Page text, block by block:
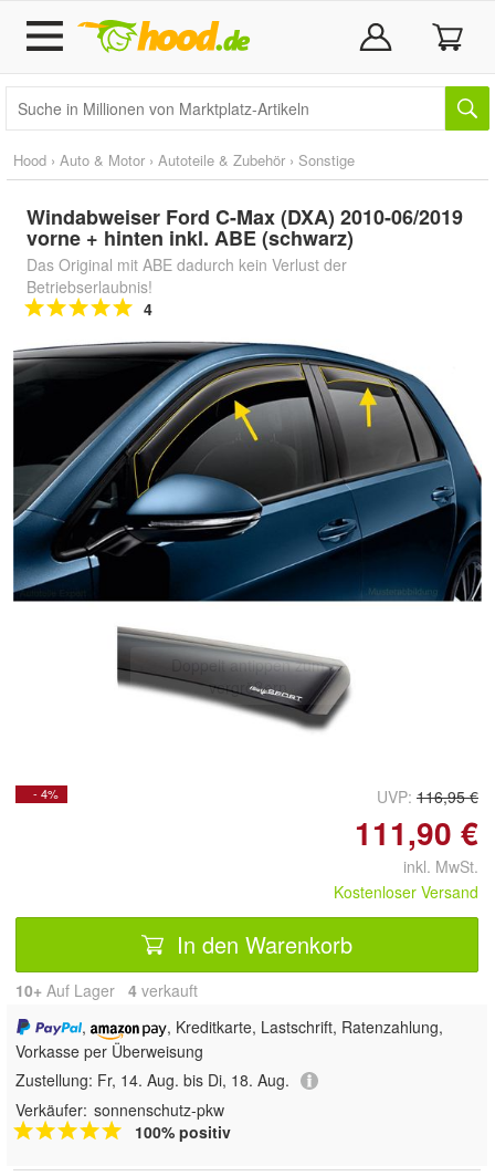
Hood › Auto & Motor › Autoteile & Zubehör › Sonstige
Windabweiser Ford C-Max (DXA) 2010-06/2019
vorne + hinten inkl. ABE (schwarz)
Das Original mit ABE dadurch kein Verlust der
Betriebserlaubnis!
4
Doppelt antippen zum
vergrößern
- 4% UVP: 116,95 €
111,90 €
inkl. MwSt.
Kostenloser Versand
In den Warenkorb
10+ Auf Lager 4 verkauft
,
, Kreditkarte, Lastschrift, Ratenzahlung,
Vorkasse per Überweisung
Zustellung: Fr, 14. Aug. bis Di, 18. Aug.
Verkäufer: sonnenschutz-pkw
100% positiv